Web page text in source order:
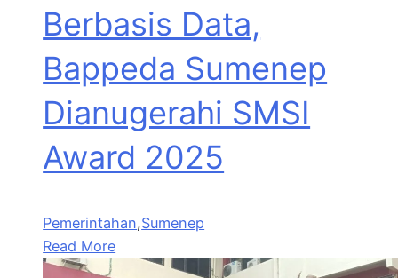
Berbasis Data,
Bappeda Sumenep
Dianugerahi SMSI
Award 2025
Pemerintahan,Sumenep
Read More